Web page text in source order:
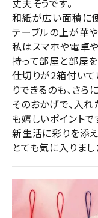
meeting_room ログイン
丈夫そうです。
和紙が広い面積に
テーブルの上が華
私はスマホや電卓
持って部屋と部屋
仕切りが2箱付いて
りできるのも、さら
そのおかげで、入
も嬉しいポイントで
新生活に彩りを添
とても気に入りまし